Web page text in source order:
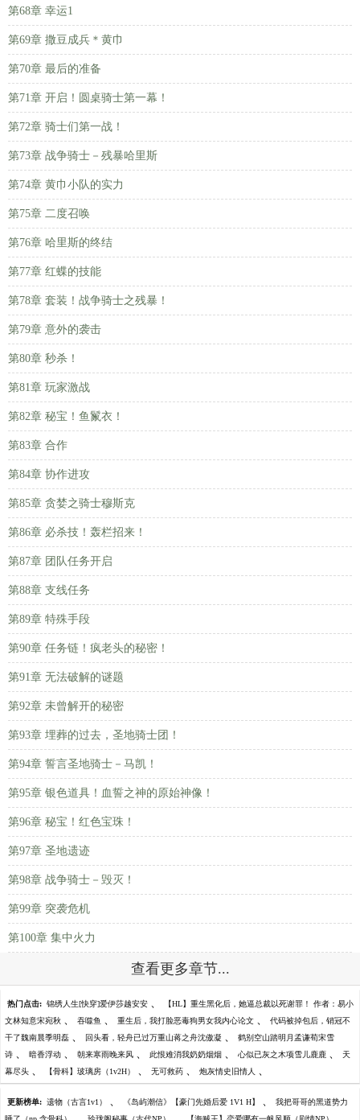
第68章 幸运1
第69章 撒豆成兵＊黄巾
第70章 最后的准备
第71章 开启！圆桌骑士第一幕！
第72章 骑士们第一战！
第73章 战争骑士－残暴哈里斯
第74章 黄巾小队的实力
第75章 二度召唤
第76章 哈里斯的终结
第77章 红蝶的技能
第78章 套装！战争骑士之残暴！
第79章 意外的袭击
第80章 秒杀！
第81章 玩家激战
第82章 秘宝！鱼鬣衣！
第83章 合作
第84章 协作进攻
第85章 贪婪之骑士穆斯克
第86章 必杀技！轰栏招来！
第87章 团队任务开启
第88章 支线任务
第89章 特殊手段
第90章 任务链！疯老头的秘密！
第91章 无法破解的谜题
第92章 未曾解开的秘密
第93章 埋葬的过去，圣地骑士团！
第94章 誓言圣地骑士－马凯！
第95章 银色道具！血誓之神的原始神像！
第96章 秘宝！红色宝珠！
第97章 圣地遗迹
第98章 战争骑士－毁灭！
第99章 突袭危机
第100章 集中火力
查看更多章节...
热门点击: 锦绣人生[快穿]爱伊莎越安安 、 【HL】重生黑化后，她逼总裁以死谢罪！ 作者：易小
文林知意宋宛秋 、 吞噬鱼 、 重生后，我打脸恶毒狗男女我内心论文 、 代码被掉包后，销冠不
干了魏南晨季明磊 、 回头看，轻舟已过万重山蒋之舟沈傲凝 、 鹤别空山踏明月孟谦荀宋雪
诗 、 暗香浮动 、 朝来寒雨晚来风 、 此恨难消我奶奶烟烟 、 心似已灰之木项雪儿鹿鹿 、 天
幕尽头 、 【骨科】玻璃房（1v2H） 、 无可救药 、 炮灰情史旧情人 、
更新榜单: 遗物（古言1v1） 、 《岛屿潮信》【豪门先婚后爱 1V1 H】 、 我把哥哥的黑道势力